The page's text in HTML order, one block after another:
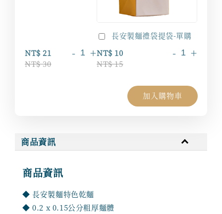
NT$ 21
NT$ 30
- +
長安製麵禮袋提袋-單購
NT$ 10
NT$ 15
- +
加入購物車
商品資訊
商品資訊
◆ 長安製麵特色乾麵
◆ 0.2 x 0.15公分粗厚麵體